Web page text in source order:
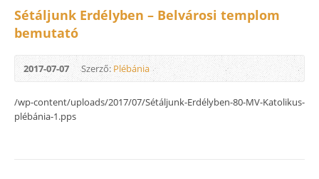
Sétáljunk Erdélyben – Belvárosi templom
bemutató
2017-07-07 Szerző:Plébánia
/wp-content/uploads/2017/07/Sétáljunk-Erdélyben-80-MV-Katolikus-
plébánia-1.pps